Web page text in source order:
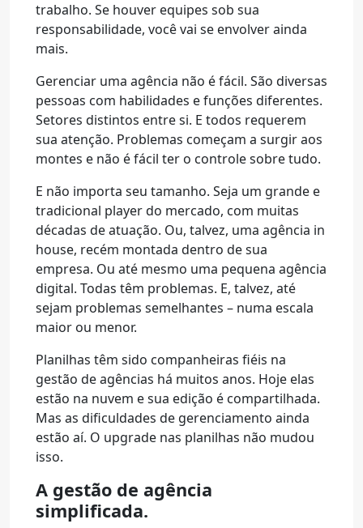
trabalho. Se houver equipes sob sua
responsabilidade, você vai se envolver ainda
mais.
Gerenciar uma agência não é fácil. São diversas
pessoas com habilidades e funções diferentes.
Setores distintos entre si. E todos requerem
sua atenção. Problemas começam a surgir aos
montes e não é fácil ter o controle sobre tudo.
E não importa seu tamanho. Seja um grande e
tradicional player do mercado, com muitas
décadas de atuação. Ou, talvez, uma agência in
house, recém montada dentro de sua
empresa. Ou até mesmo uma pequena agência
digital. Todas têm problemas. E, talvez, até
sejam problemas semelhantes – numa escala
maior ou menor.
Planilhas têm sido companheiras fiéis na
gestão de agências há muitos anos. Hoje elas
estão na nuvem e sua edição é compartilhada.
Mas as dificuldades de gerenciamento ainda
estão aí. O upgrade nas planilhas não mudou
isso.
A gestão de agência
simplificada.